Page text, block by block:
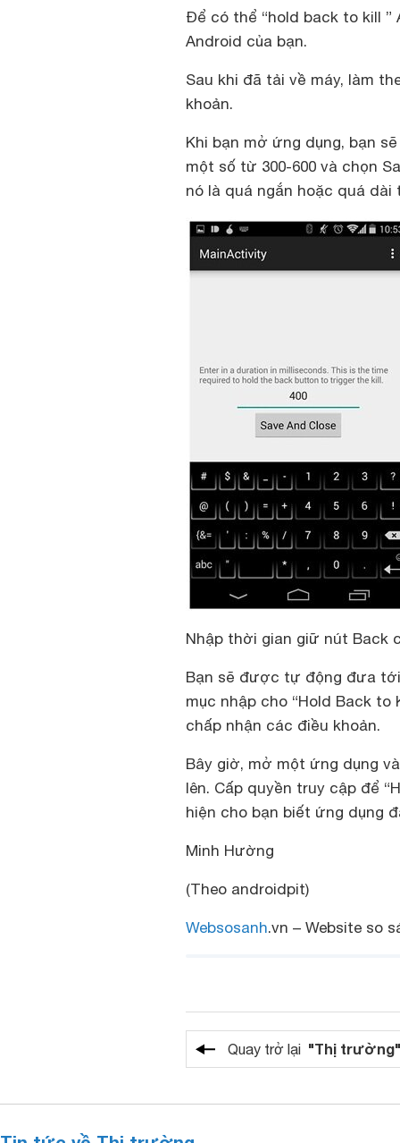
Để có thể “hold back to kill
Android của bạn.
Sau khi đã tải về máy, làm
khoản.
Khi bạn mở ứng dụng, bạn
một số từ 300-600 và chọn
nó là quá ngắn hoặc quá dài
Nhập thời gian giữ nút Back
Bạn sẽ được tự động đưa
mục nhập cho “Hold Back to
chấp nhận các điều khoản.
Bây giờ, mở một ứng dụng
lên. Cấp quyền truy cập để
hiện cho bạn biết ứng dụng
Minh Hường
(Theo androidpit)
Websosanh.vn – Website so
Quay trở lại "Thị trường"